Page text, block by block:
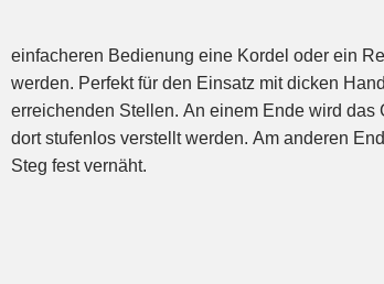
Steg fest vernäht.